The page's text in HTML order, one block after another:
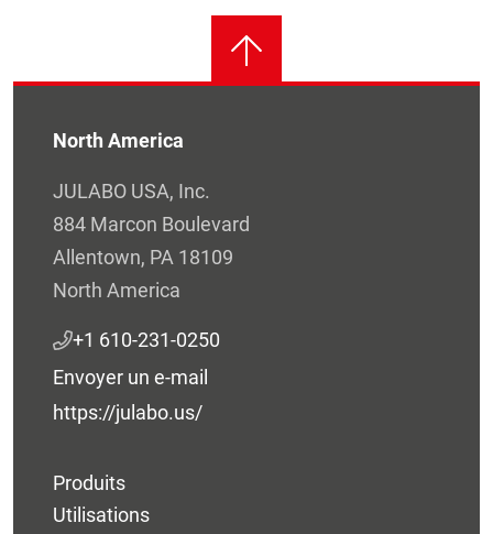
North America
JULABO USA, Inc.
884 Marcon Boulevard
Allentown, PA 18109
North America
+1 610-231-0250
Envoyer un e-mail
https://julabo.us/
Produits
Utilisations